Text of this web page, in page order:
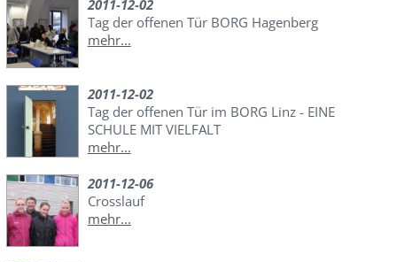
2011-12-02
Tag der offenen Tür BORG Hagenberg
mehr...
2011-12-02
Tag der offenen Tür im BORG Linz - EINE
SCHULE MIT VIELFALT
mehr...
2011-12-06
Crosslauf
mehr...